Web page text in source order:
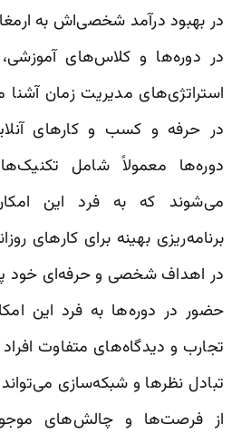
در بهبود درآمد شخصی‌اش به
در دوره‌ها و کلاس‌های
استراتژی‌های مدیریت زمان
در حرفه و کسب و کارهای
دوره‌ها معمولاً شامل
می‌شوند که به فرد این
برنامه‌ریزی بهینه برای کارهای
در اهداف شخصی و حرفه‌ای خود
حضور در دوره‌ها به فرد این
تجارب و دیدگاه‌های متفاوت
تبادل نظرها و شبکه‌سازی
از فرصت‌ها و چالش‌های